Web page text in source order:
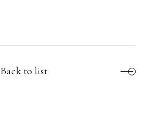
Back to list